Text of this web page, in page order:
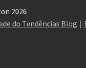
2026
do Tendências Blog